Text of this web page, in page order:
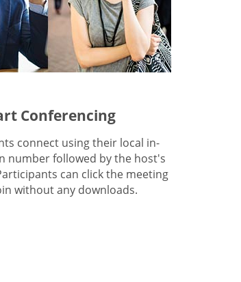
Conferencing
connect using their local in-
number followed by the host's
can click the meeting
without any downloads.